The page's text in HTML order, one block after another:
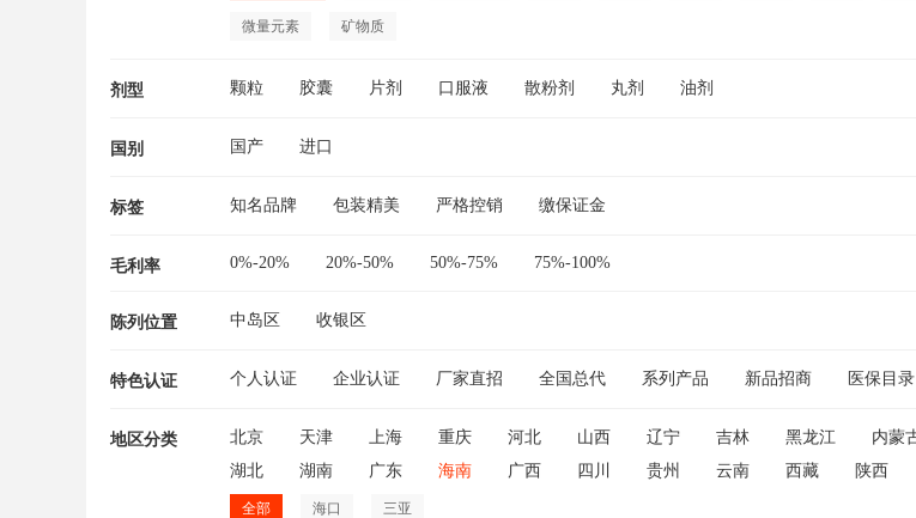
微量元素 矿物质
剂型 颗粒 胶囊 片剂 口服液 散粉剂 丸剂 油剂
国别 国产 进口
标签 知名品牌 包装精美 严格控销 缴保证金
毛利率 0%-20% 20%-50% 50%-75% 75%-100%
陈列位置 中岛区 收银区
特色认证 个人认证 企业认证 厂家直招 全国总代 系列产品 新品招商 医保目录
地区分类 北京 天津 上海 重庆 河北 山西 辽宁 吉林 黑龙江 内蒙
湖北
湖南 广东 海南 广西 四川 贵州 云南 西藏 陕西
全部 海口 三亚